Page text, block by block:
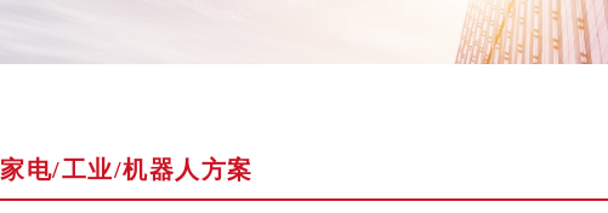
家电/工业/机器人方案